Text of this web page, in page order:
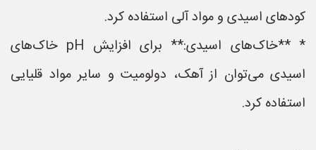
کودهای اسیدی و مواد آلی استفاده کرد.
* **خاک‌های اسیدی:** برای افزایش pH خاک‌های
اسیدی می‌توان از آهک، دولومیت و سایر مواد قلیایی
استفاده کرد.